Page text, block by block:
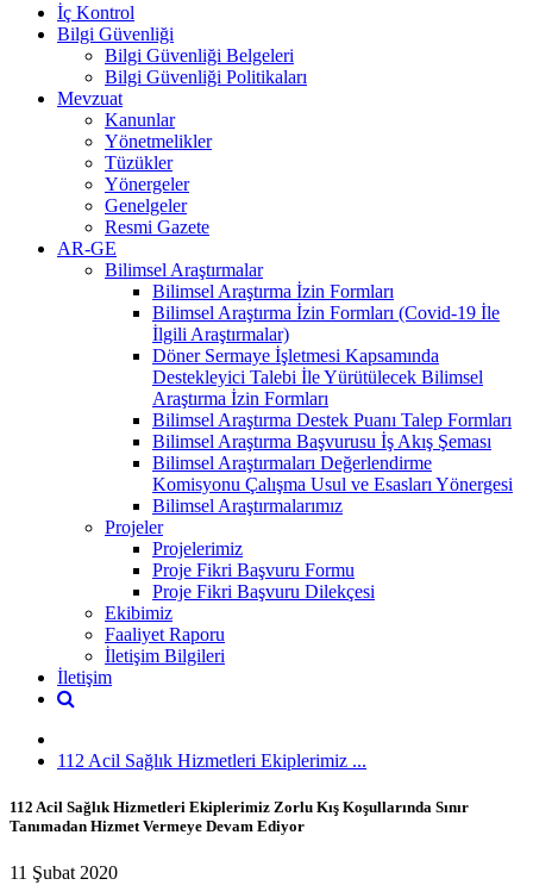
İç Kontrol
Bilgi Güvenliği
Bilgi Güvenliği Belgeleri
Bilgi Güvenliği Politikaları
Mevzuat
Kanunlar
Yönetmelikler
Tüzükler
Yönergeler
Genelgeler
Resmi Gazete
AR-GE
Bilimsel Araştırmalar
Bilimsel Araştırma İzin Formları
Bilimsel Araştırma İzin Formları (Covid-19 İle
İlgili Araştırmalar)
Döner Sermaye İşletmesi Kapsamında
Destekleyici Talebi İle Yürütülecek Bilimsel
Araştırma İzin Formları
Bilimsel Araştırma Destek Puanı Talep Formları
Bilimsel Araştırma Başvurusu İş Akış Şeması
Bilimsel Araştırmaları Değerlendirme
Komisyonu Çalışma Usul ve Esasları Yönergesi
Bilimsel Araştırmalarımız
Projeler
Projelerimiz
Proje Fikri Başvuru Formu
Proje Fikri Başvuru Dilekçesi
Ekibimiz
Faaliyet Raporu
İletişim Bilgileri
İletişim
112 Acil Sağlık Hizmetleri Ekiplerimiz ...
112 Acil Sağlık Hizmetleri Ekiplerimiz Zorlu Kış Koşullarında Sınır
Tanımadan Hizmet Vermeye Devam Ediyor
11 Şubat 2020